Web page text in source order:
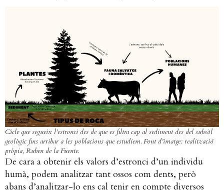
Cicle que segueix l’estronci des de que es filtra cap al sediment des del subsòl
geològic fins arribar a les poblacions que estudiem. Font d’imatge: realització
pròpia, Ruben de la Fuente.
De cara a obtenir els valors d’estronci d’un individu
humà, podem analitzar tant ossos com dents, però
abans d’analitzar-lo ens cal tenir en compte diversos